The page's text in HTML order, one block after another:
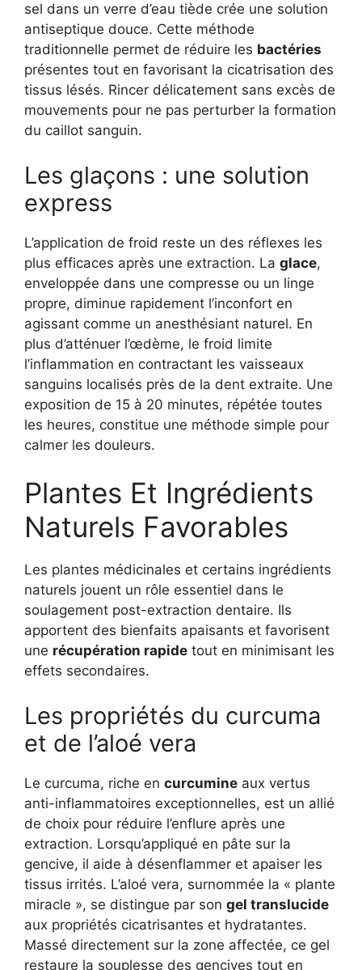
sel dans un verre d’eau tiède crée une solution
antiseptique douce. Cette méthode
traditionnelle permet de réduire les bactéries
présentes tout en favorisant la cicatrisation des
tissus lésés. Rincer délicatement sans excès de
mouvements pour ne pas perturber la formation
du caillot sanguin.
Les glaçons : une solution
express
L’application de froid reste un des réflexes les
plus efficaces après une extraction. La glace,
enveloppée dans une compresse ou un linge
propre, diminue rapidement l’inconfort en
agissant comme un anesthésiant naturel. En
plus d’atténuer l’œdème, le froid limite
l’inflammation en contractant les vaisseaux
sanguins localisés près de la dent extraite. Une
exposition de 15 à 20 minutes, répétée toutes
les heures, constitue une méthode simple pour
calmer les douleurs.
Plantes Et Ingrédients
Naturels Favorables
Les plantes médicinales et certains ingrédients
naturels jouent un rôle essentiel dans le
soulagement post-extraction dentaire. Ils
apportent des bienfaits apaisants et favorisent
une récupération rapide tout en minimisant les
effets secondaires.
Les propriétés du curcuma
et de l’aloé vera
Le curcuma, riche en curcumine aux vertus
anti-inflammatoires exceptionnelles, est un allié
de choix pour réduire l’enflure après une
extraction. Lorsqu’appliqué en pâte sur la
gencive, il aide à désenflammer et apaiser les
tissus irrités. L’aloé vera, surnommée la « plante
miracle », se distingue par son gel translucide
aux propriétés cicatrisantes et hydratantes.
Massé directement sur la zone affectée, ce gel
restaure la souplesse des gencives tout en